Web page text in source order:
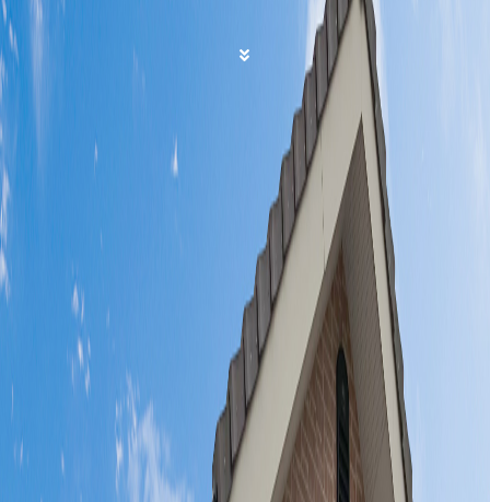
基本理念
私たちは、元気・やる気・根気の精神で地域福祉の
向上・発展に貢献します。
NEWS